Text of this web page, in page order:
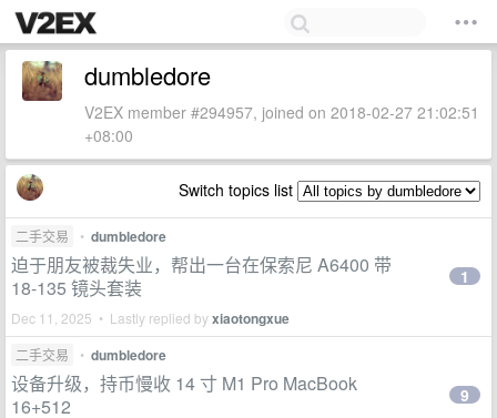
dumbledore
V2EX member #294957, joined on 2018-02-27 21:02:51
+08:00
Switch topics list
二手交易 • dumbledore
迫于朋友被裁失业，帮出一台在保索尼 A6400 带
18-135 镜头套装
Dec 11, 2025 • Lastly replied byxiaotongxue
1
二手交易 • dumbledore
设备升级，持币慢收 14 寸 M1 Pro MacBook
16+512
9